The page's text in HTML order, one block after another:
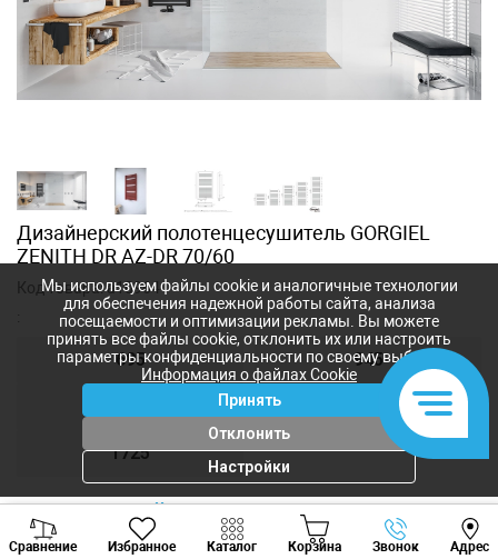
Дизайнерский полотенцесушитель GORGIEL
ZENITH DR AZ-DR 70/60
Код товара:a10964
695 945
1725
На текущий момент товар не
доступен для заказа
Сравнение Избранное Каталог Корзина Звонок Адрес
Viber Whatsapp
Мы используем файлы cookie и аналогичные технологии
для обеспечения надежной работы сайта, анализа
посещаемости и оптимизации рекламы. Вы можете
принять все файлы cookie, отклонить их или настроить
параметры конфиденциальности по своему выбору.
Информация о файлах Cookie
Принять
Отклонить
Настройки